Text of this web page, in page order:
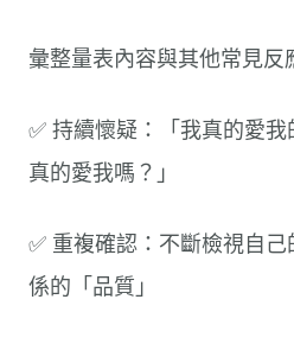
彙整量表內容與其他常見反
✅ 持續懷疑：「我真的愛
真的愛我嗎？」
✅ 重複確認：不斷檢視自
係的「品質」